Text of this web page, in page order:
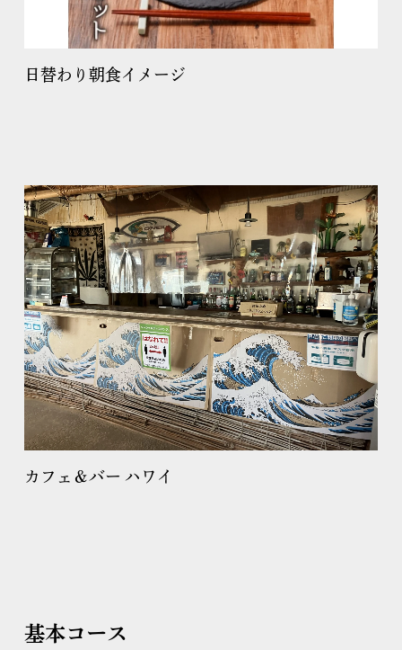
日替わり朝食イメージ
カフェ＆バー ハワイ
基本コース